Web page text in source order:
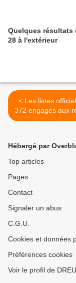
Quelques résultats
28 à l'extérieur
< Les listes officielles des
372 engagés aux
de cyclo-cross
Hébergé par
Top articles
Pages
Contact
Signaler un abus
C.G.U.
Cookies et données
Préférences cookies
Voir le profil de